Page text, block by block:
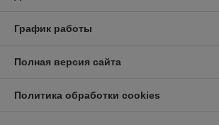
График работы
Полная версия сайта
Политика обработки cookies